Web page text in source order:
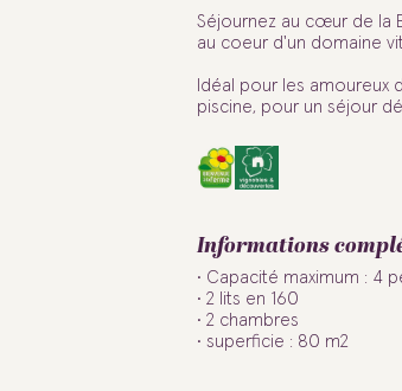
Séjournez au cœur de la
au coeur d'un domaine
Idéal pour les
piscine, pour un séjour
Informations
Capacité maximum : 4
2 lits en 160
2 chambres
superficie : 80 m2